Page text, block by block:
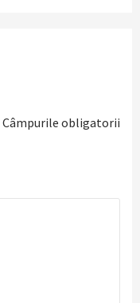
Câmpurile obligatorii